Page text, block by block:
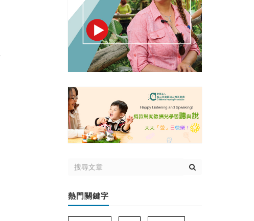
熱門關鍵字